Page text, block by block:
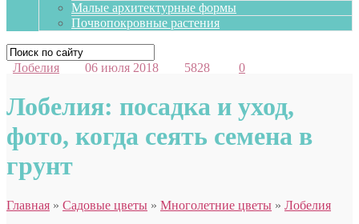
Малые архитектурные формы
Почвопокровные растения
Лобелия 06 июля 2018 5828 0
Лобелия: посадка и уход,
фото, когда сеять семена в
грунт
Главная » Садовые цветы » Многолетние цветы » Лобелия